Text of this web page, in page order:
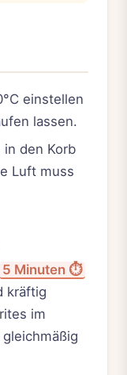
einstellen
lassen.
in den Korb
Luft muss
5 Minuten ⏱️
kräftig
im